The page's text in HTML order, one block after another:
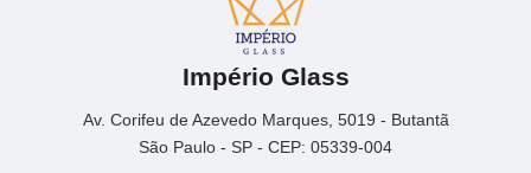
Império Glass
Av. Corifeu de Azevedo Marques, 5019 - Butantã
São Paulo - SP - CEP: 05339-004